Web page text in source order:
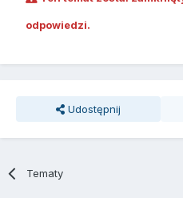
odpowiedzi.
Udostępnij
Tematy